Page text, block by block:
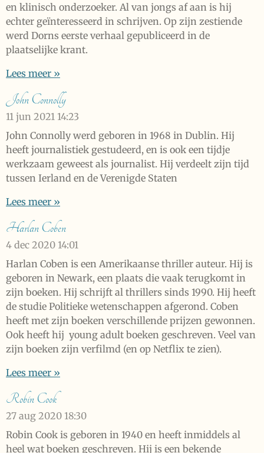
en klinisch onderzoeker. Al van jongs af aan is hij
echter geïnteresseerd in schrijven. Op zijn zestiende
werd Dorns eerste verhaal gepubliceerd in de
plaatselijke krant.
Lees meer »
John Connolly
11 jun 2021 14:23
John Connolly werd geboren in 1968 in Dublin. Hij
heeft journalistiek gestudeerd, en is ook een tijdje
werkzaam geweest als journalist. Hij verdeelt zijn tijd
tussen Ierland en de Verenigde Staten
Lees meer »
Harlan Coben
4 dec 2020 14:01
Harlan Coben is een Amerikaanse thriller auteur. Hij is
geboren in Newark, een plaats die vaak terugkomt in
zijn boeken. Hij schrijft al thrillers sinds 1990. Hij heeft
de studie Politieke wetenschappen afgerond. Coben
heeft met zijn boeken verschillende prijzen gewonnen.
Ook heeft hij young adult boeken geschreven. Veel van
zijn boeken zijn verfilmd (en op Netflix te zien).
Lees meer »
Robin Cook
27 aug 2020 18:30
Robin Cook is geboren in 1940 en heeft inmiddels al
heel wat boeken geschreven. Hij is een bekende